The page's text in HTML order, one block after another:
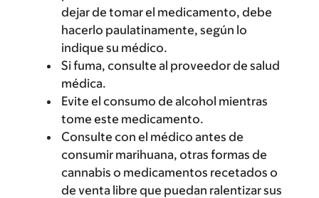
dejar de tomar el medicamento, debe
hacerlo paulatinamente, según lo
indique su médico.
Si fuma, consulte al proveedor de salud
médica.
Evite el consumo de alcohol mientras
tome este medicamento.
Consulte con el médico antes de
consumir marihuana, otras formas de
cannabis o medicamentos recetados o
de venta libre que puedan ralentizar sus